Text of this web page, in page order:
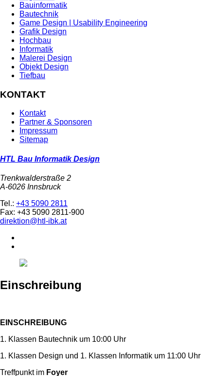
Bauinformatik
Bautechnik
Game Design | Usability Engineering
Grafik Design
Hochbau
Informatik
Malerei Design
Objekt Design
Tiefbau
KONTAKT
Kontakt
Partner & Sponsoren
Impressum
Sitemap
HTL Bau Informatik Design
Trenkwalderstraße 2
A-6026 Innsbruck
Tel.: +43 5090 2811
Fax: +43 5090 2811-900
direktion@htl-ibk.at
Einschreibung
EINSCHREIBUNG
1. Klassen Bautechnik um 10:00 Uhr
1. Klassen Design und 1. Klassen Informatik um 11:00 Uhr
Treffpunkt im Foyer